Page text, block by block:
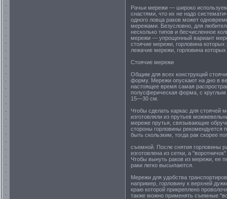
Рачьи мережи — широко
снастями, что их не надо
одного ловца раков может
мережами. Безусловно, для
несколько типов и бесчисленное
мережи — упрощенный вариант
стоячие мережи, горловина
лежачие мережи, горловина
Стоячие мережи
Общим для всех конструкций
форму. Мережи опускают на дно в
настоящее время самая
полусферическая форма, с
15—30 см.
Чтобы сделать каркас для стоячей
изготовляли из прутьев
мереже прутья, связывающие
стороны горловины рекомендуется
быть скользким, тогда рак скорее
съемной. После снятия горловины
изготовлена из сетки, а
Чтобы вынуть раков из мережи, ее
раки легко высыпаются.
Мережи для удобства
например, горловину к верхней
краю которой прикреплено
также можно применять съемные